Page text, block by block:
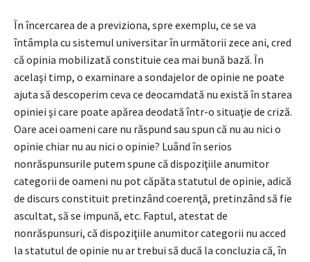
În încercarea de a previziona, spre exemplu, ce se va
întâmpla cu sistemul universitar în următorii zece ani, cred
că opinia mobilizată constituie cea mai bună bază. În
acelaşi timp, o examinare a sondajelor de opinie ne poate
ajuta să descoperim ceva ce deocamdată nu există în starea
opiniei şi care poate apărea deodată într-o situaţie de criză.
Oare acei oameni care nu răspund sau spun că nu au nici o
opinie chiar nu au nici o opinie? Luând în serios
nonrăspunsurile putem spune că dispoziţiile anumitor
categorii de oameni nu pot căpăta statutul de opinie, adică
de discurs constituit pretinzând coerenţă, pretinzând să fie
ascultat, să se impună, etc. Faptul, atestat de
nonrăspunsuri, că dispoziţiile anumitor categorii nu acced
la statutul de opinie nu ar trebui să ducă la concluzia că, în